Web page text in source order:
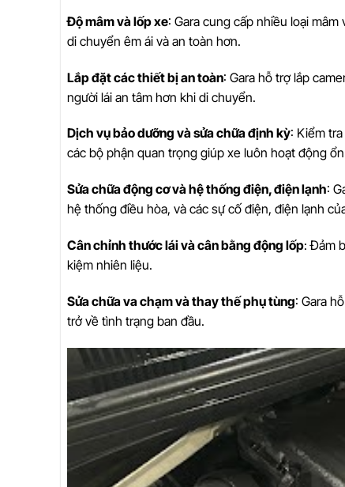
Độ mâm và lốp xe: Gara cung cấp nhiều loại
di chuyển êm ái và an toàn hơn.
Lắp đặt các thiết bị an toàn: Gara hỗ trợ lắp
người lái an tâm hơn khi di chuyển.
Dịch vụ bảo dưỡng và sửa chữa định kỳ: Kiểm
các bộ phận quan trọng giúp xe luôn hoạt động
Sửa chữa động cơ và hệ thống điện, điện lạnh:
hệ thống điều hòa, và các sự cố điện, điện lạnh
Cân chỉnh thước lái và cân bằng động lốp: Đảm
kiệm nhiên liệu.
Sửa chữa va chạm và thay thế phụ tùng: Gara
trở về tình trạng ban đầu.